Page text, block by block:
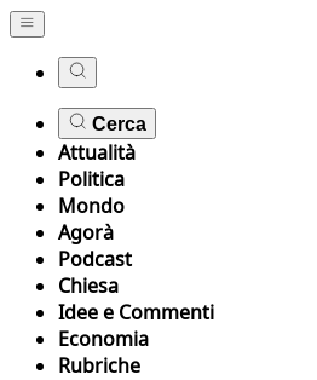
Cerca
Attualità
Politica
Mondo
Agorà
Podcast
Chiesa
Idee e Commenti
Economia
Rubriche